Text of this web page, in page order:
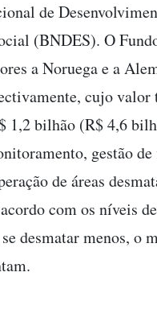
de
(BNDES). O
a Noruega e a
cujo valor
1,2 bilhão (R$ 4,6
gestão de
de áreas
com os níveis de
desmatar menos, o